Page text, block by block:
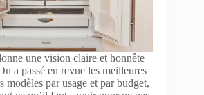
une vision claire et honnête
a passé en revue les meilleures
modèles par usage et par budget,